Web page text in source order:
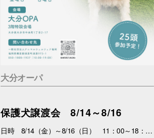
大分オーパ
保護犬譲渡会 8/14～8/16
日時 8/14（金）～8/16（日） 11：00～18：00 場所 3F特設会場 内容 まずは会いにくるだけで大丈夫。 抱っこして、ふれあって、その子の魅力を感じてください。 あなたを待っている子がいます。 運命の出会いが、待っているかもしれません。 問合せ先 一般社団法人アニマルウェルフェア福岡 050-1808-1937（11：00～19：00）